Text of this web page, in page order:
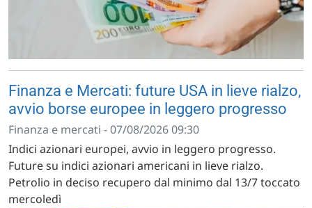
Finanza e Mercati: future USA in lieve rialzo,
avvio borse europee in leggero progresso
Finanza e mercati - 07/08/2026 09:30
Indici azionari europei, avvio in leggero progresso.
Future su indici azionari americani in lieve rialzo.
Petrolio in deciso recupero dal minimo dal 13/7 toccato
mercoledì